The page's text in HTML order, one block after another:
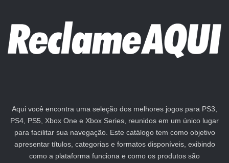
Aqui você encontra uma seleção dos melhores jogos para PS3,
PS4, PS5, Xbox One e Xbox Series, reunidos em um único lugar
para facilitar sua navegação. Este catálogo tem como objetivo
apresentar títulos, categorias e formatos disponíveis, exibindo
como a plataforma funciona e como os produtos são